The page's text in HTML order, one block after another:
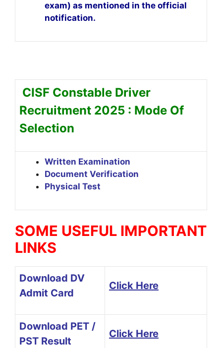
exam) as mentioned in the official
notification.
CISF Constable Driver
Recruitment 2025 : Mode Of
Selection
Written Examination
Document Verification
Physical Test
SOME USEFUL IMPORTANT
LINKS
Download DV
Admit Card
Click Here
Download PET /
PST Result
Click Here